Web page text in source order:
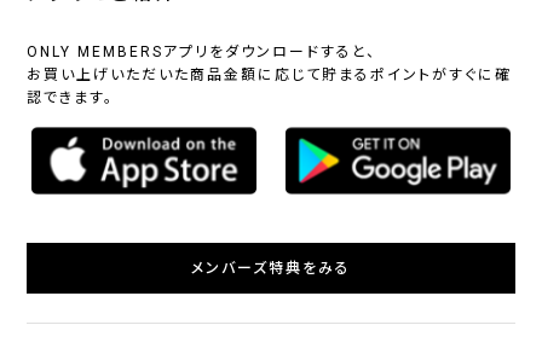
ONLY MEMBERSアプリをダウンロードすると、
お買い上げいただいた商品金額に応じて貯まるポイントがすぐに確
認できます。
メンバーズ特典をみる